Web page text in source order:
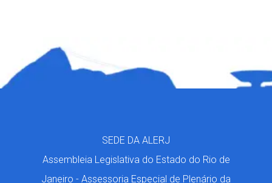
SEDE DA ALERJ
Assembleia Legislativa do Estado do Rio de
Janeiro - Assessoria Especial de Plenário da